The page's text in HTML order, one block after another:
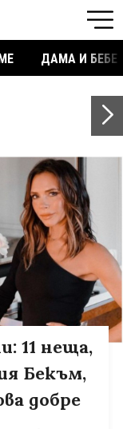
ДАМА И БЕБЕ
11 неща,
Бекъм,
добре